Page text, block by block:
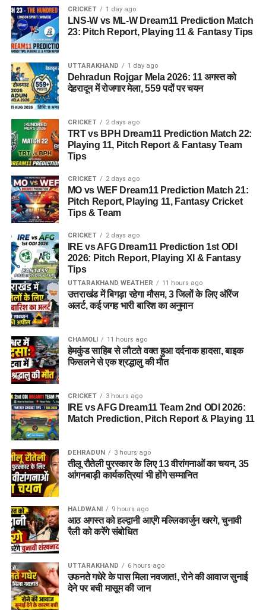
CRICKET 1 day ago
LNS-W vs ML-W Dream11 Prediction Match
23: Pitch Report, Playing 11 & Fantasy Tips
UTTARAKHAND 1 day ago
Dehradun Rojgar Mela 2026: 11 अगस्त को
देहरादून में रोजगार मेला, 559 पदों पर चयन
CRICKET 2 days ago
TRT vs BPH Dream11 Prediction Match 22:
Playing 11, Pitch Report & Fantasy Team
Tips
CRICKET 2 days ago
MO vs WEF Dream11 Prediction Match 21:
Pitch Report, Playing 11, Fantasy Cricket
Tips & Team
CRICKET 2 days ago
IRE vs AFG Dream11 Prediction 1st ODI
2026: Pitch Report, Playing XI & Fantasy
Tips
UTTARAKHAND WEATHER 11 hours ago
उत्तराखंड में बिगड़ा रहेगा मौसम, 3 जिलों के लिए ऑरेंज
अलर्ट, कई जगह भारी बारिश का अनुमान
CHAMOLI 11 hours ago
हेमकुंड साहिब से लौटते वक्त हुआ दर्दनाक हादसा, बाइक
फिसलने से एक श्रद्धालु की मौत
CRICKET 3 hours ago
IRE vs AFG Dream11 Team 2nd ODI 2026:
Match Prediction, Pitch Report & Playing 11
DEHRADUN 3 hours ago
तीलू रौतेली पुरस्कार के लिए 13 वीरांगनाओं का चयन, 35
आंगनबाड़ी कार्यकत्रियां भी होंगे सम्मानित
HALDWANI 9 hours ago
आठ अगस्त को हल्द्वानी आएंगे मल्लिकार्जुन खरगे, चुनावी
रैली को करेंगे संबोधित
UTTARAKHAND 6 hours ago
उफनते गधेरे के पास मिला नवजात!, रोने की आवाज सुनाई
देने पर बची मासूम की जान